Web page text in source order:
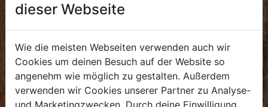
.+43 7272 4859 70
KULINARIUM
dieser Webseite
Wie die meisten Webseiten verwenden auch wir
Cookies um deinen Besuch auf der Website so
angenehm wie möglich zu gestalten. Außerdem
verwenden wir Cookies unserer Partner zu Analyse-
und Marketingzwecken. Durch deine Einwilligung